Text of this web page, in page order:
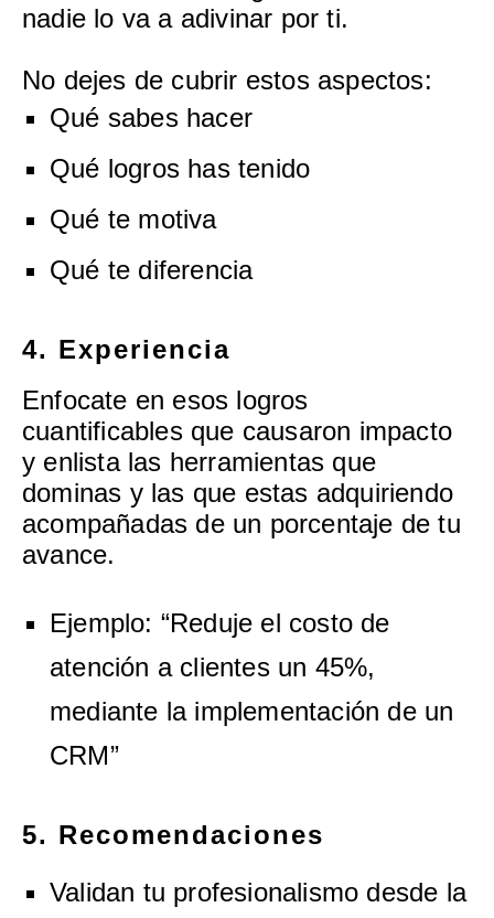
nadie lo va a adivinar por ti.
No dejes de cubrir estos aspectos:
Qué sabes hacer
Qué logros has tenido
Qué te motiva
Qué te diferencia
4. Experiencia
Enfocate en esos logros
cuantificables que causaron impacto
y enlista las herramientas que
dominas y las que estas adquiriendo
acompañadas de un porcentaje de tu
avance.
Ejemplo: “Reduje el costo de
atención a clientes un 45%,
mediante la implementación de un
CRM”
5. Recomendaciones
Validan tu profesionalismo desde la